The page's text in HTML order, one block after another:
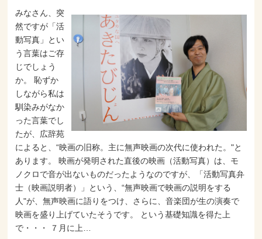
みなさん、突
然ですが「活
動写真」とい
う言葉はご存
じでしょう
か。 恥ずか
しながら私は
馴染みがなか
った言葉でし
たが、広辞苑
によると、“映画の旧称。主に無声映画の次代に使われた。"と
あります。 映画が発明された直後の映画（活動写真）は、モ
ノクロで音が出ないものだったようなのですが、「活動写真弁
士（映画説明者）」という、“無声映画で映画の説明をする
人"が、無声映画に語りをつけ、さらに、音楽団が生の演奏で
映画を盛り上げていたそうです。 という基礎知識を得た上
で・・・ ７月に上…